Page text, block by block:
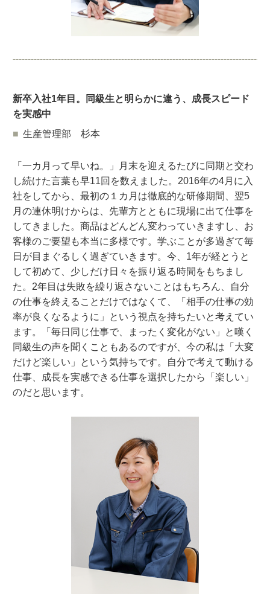
新卒入社1年目。同級生と明らかに違う、成長スピード
を実感中
生産管理部 杉本
「一カ月って早いね。」月末を迎えるたびに同期と交わ
し続けた言葉も早11回を数えました。2016年の4月に入
社をしてから、最初の１カ月は徹底的な研修期間、翌5
月の連休明けからは、先輩方とともに現場に出て仕事を
してきました。商品はどんどん変わっていきますし、お
客様のご要望も本当に多様です。学ぶことが多過ぎて毎
日が目まぐるしく過ぎていきます。今、1年が経とうと
して初めて、少しだけ日々を振り返る時間をもちまし
た。2年目は失敗を繰り返さないことはもちろん、自分
の仕事を終えることだけではなくて、「相手の仕事の効
率が良くなるように」という視点を持ちたいと考えてい
ます。「毎日同じ仕事で、まったく変化がない」と嘆く
同級生の声を聞くこともあるのですが、今の私は「大変
だけど楽しい」という気持ちです。自分で考えて動ける
仕事、成長を実感できる仕事を選択したから「楽しい」
のだと思います。